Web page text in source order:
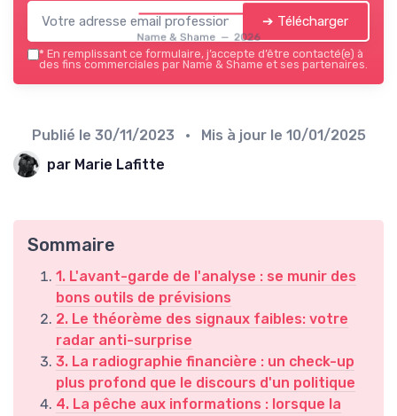
Name & Shame — 2026
➔ Télécharger
* En remplissant ce formulaire, j’accepte d’être contacté(e) à
des fins commerciales par Name & Shame et ses partenaires.
Publié le 30/11/2023 • Mis à jour le 10/01/2025
par Marie Lafitte
Sommaire
1. L'avant-garde de l'analyse : se munir des
bons outils de prévisions
2. Le théorème des signaux faibles: votre
radar anti-surprise
3. La radiographie financière : un check-up
plus profond que le discours d'un politique
4. La pêche aux informations : lorsque la